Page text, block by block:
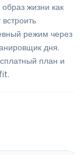
жизни как
режим через
дня.
план и